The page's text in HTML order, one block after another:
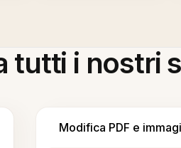
tutti i nostri
Modifica PDF e